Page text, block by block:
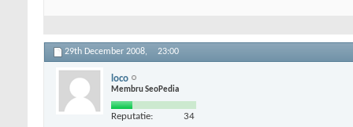
29th December 2008, 23:00
loco
Membru SeoPedia
Reputatie: 34